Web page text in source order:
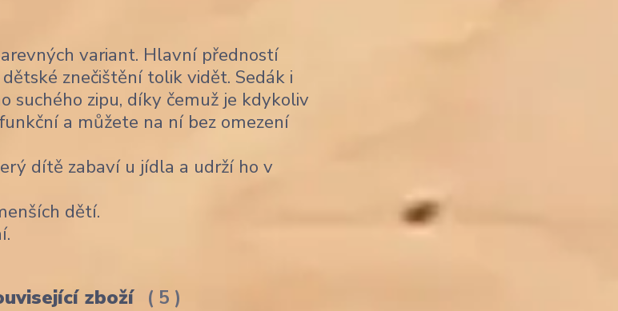
variant. Hlavní předností
znečištění tolik vidět. Sedák i
suchého zipu, díky čemuž je kdykoliv
a můžete na ní bez omezení
dítě zabaví u jídla a udrží ho v
dětí.
zboží 5